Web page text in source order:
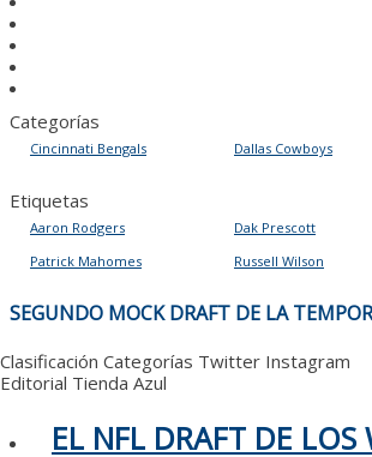
Categorías
Cincinnati Bengals Dallas Cowboys
Etiquetas
Aaron Rodgers Dak Prescott
Patrick Mahomes
Russell Wilson
NAVEGACIÓN
DE
ENTRADAS
SEGUNDO MOCK DRAFT DE LA
Clasificación Categorías Twitter Instagram
Editorial Tienda Azul
EL NFL DRAFT DE